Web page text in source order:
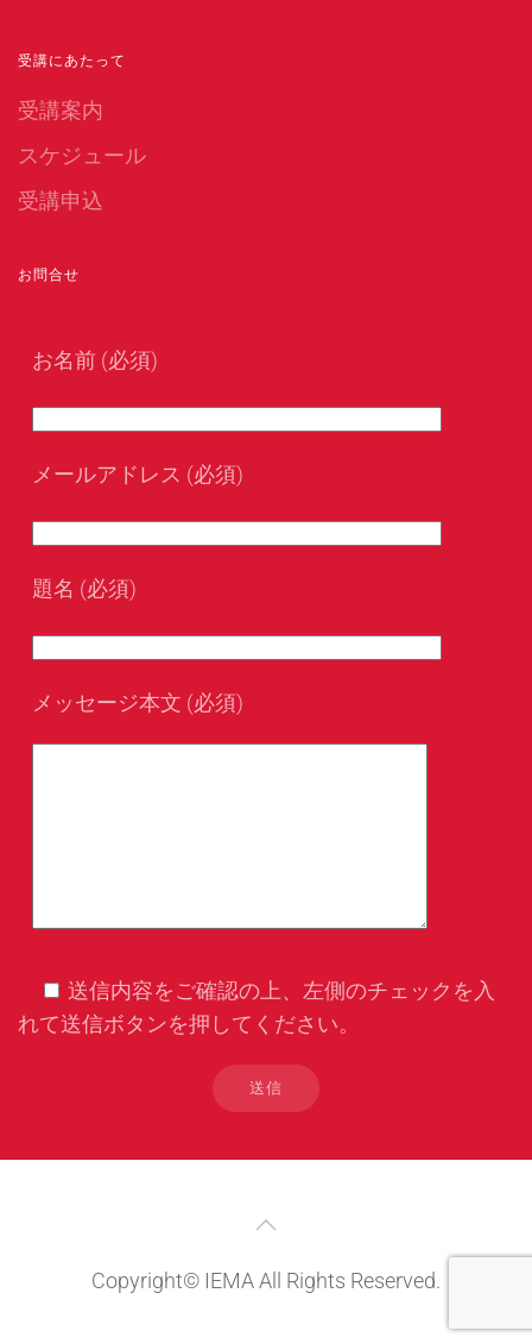
受講にあたって
受講案内
スケジュール
受講申込
お問合せ
お名前 (必須)
メールアドレス (必須)
題名 (必須)
メッセージ本文 (必須)
送信内容をご確認の上、左側のチェックを入
れて送信ボタンを押してください。
Copyright© IEMA All Rights Reserved.